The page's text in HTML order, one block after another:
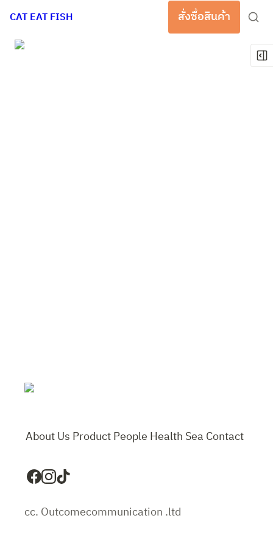
CAT EAT FISH สั่งซื้อสินค้า
About Us ProductPeople Health Sea Contact
cc. Outcomecommunication .ltd